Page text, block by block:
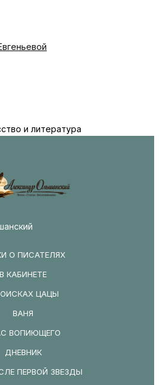
и литература
О ПИСАТЕЛЯХ
В КАБИНЕТЕ
ЦАЦЫ
ВАНЯ
ВОПИЮЩЕГО
ДНЕВНИК
ПЕРВОЙ ЗВЕЗДЫ